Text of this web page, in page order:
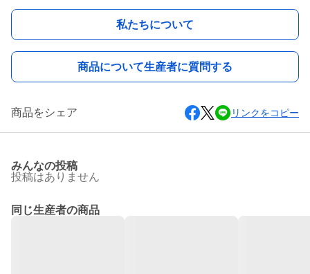
私たちについて
商品について生産者に質問する
商品をシェア リンクをコピー
みんなの投稿
投稿はありません
同じ生産者の商品